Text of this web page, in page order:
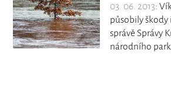
03. 06. 2013:
působily škody
správě Správy
národního